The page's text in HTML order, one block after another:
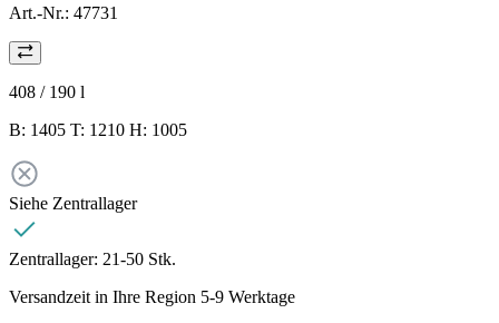
Art.-Nr.: 47731
408 / 190 l
B: 1405 T: 1210 H: 1005
Siehe Zentrallager
Zentrallager: 21-50 Stk.
Versandzeit in Ihre Region 5-9 Werktage